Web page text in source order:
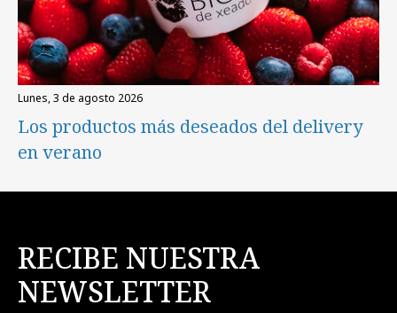
lunes, 3 de agosto 2026
Los productos más deseados del delivery
en verano
RECIBE NUESTRA
NEWSLETTER